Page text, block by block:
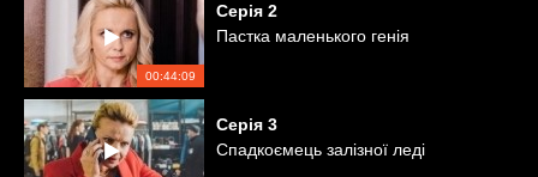
00:44:09
Серія 2
Пастка маленького генія
Серія 3
Спадкоємець залізної леді